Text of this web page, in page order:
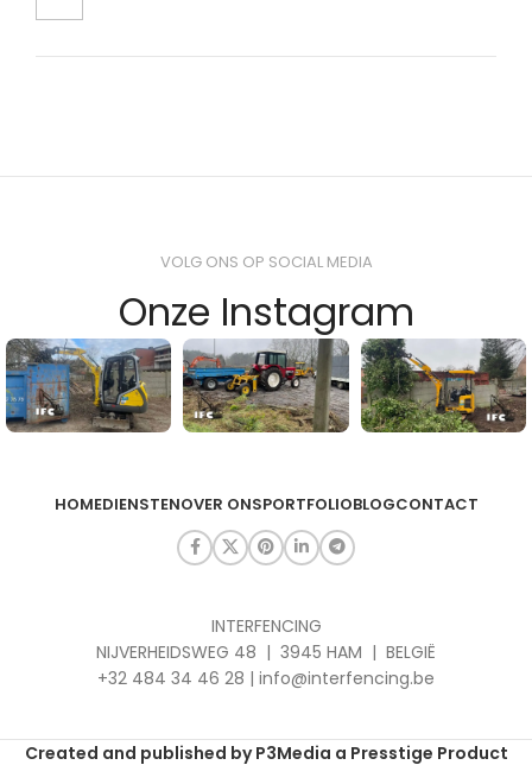
VOLG ONS OP SOCIAL MEDIA
Onze Instagram
HOMEDIENSTENOVER ONSPORTFOLIOBLOGCONTACT
INTERFENCING
NIJVERHEIDSWEG 48 | 3945 HAM | BELGIË
+32 484 34 46 28 | info@interfencing.be
Created and published by P3Media a Presstige Product